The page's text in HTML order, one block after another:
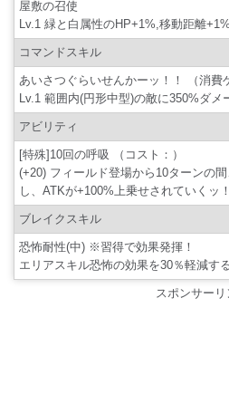
屋敷の召使
Lv.1 緑と白属性のHP+1%,移動距離+1%
コマンドスキル
あいさつぐらいせんかーッ！！ （消費
Lv.1 範囲内(円形中型)の敵に350%ダメ
アビリティ
[特殊]10回の呼吸 （コスト：）
(+20) フィールド登場から10ターンの
し、ATKが+100%上乗せされていくッ！
ブレイクスキル
恐怖耐性(中) ※習得で効果発揮！
エリアスキル恐怖の効果を30％軽減す
スポンサーリ